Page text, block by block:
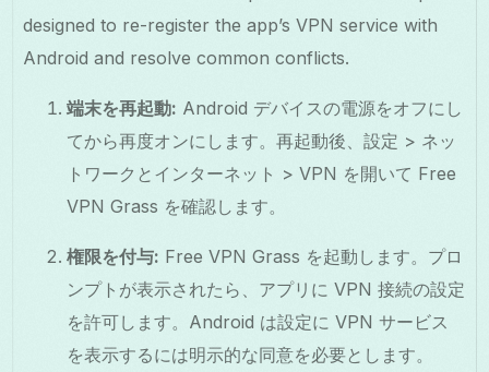
designed to re-register the app’s VPN service with
Android and resolve common conflicts.
端末を再起動: Android デバイスの電源をオフにし
てから再度オンにします。再起動後、設定 > ネッ
トワークとインターネット > VPN を開いて Free
VPN Grass を確認します。
権限を付与: Free VPN Grass を起動します。プロ
ンプトが表示されたら、アプリに VPN 接続の設定
を許可します。Android は設定に VPN サービス
を表示するには明示的な同意を必要とします。